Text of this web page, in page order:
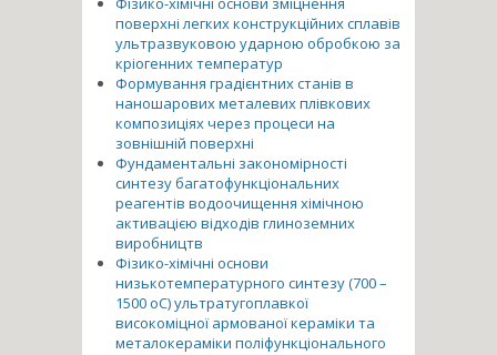
поверхні легких конструкційних сплавів
ультразвуковою ударною обробкою за
кріогенних температур
Формування градієнтних станів в
наношарових металевих плівкових
композиціях через процеси на
зовнішній поверхні
Фундаментальні закономірності
синтезу багатофункціональних
реагентів водоочищення хімічною
активацією відходів глиноземних
виробництв
Фізико-хімічні основи
низькотемпературного синтезу (700 –
1500 оС) ультратугоплавкої
високоміцної армованої кераміки та
металокераміки поліфункціонального